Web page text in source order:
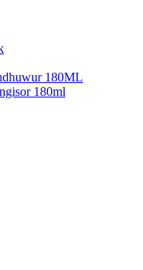
180ML
180ml